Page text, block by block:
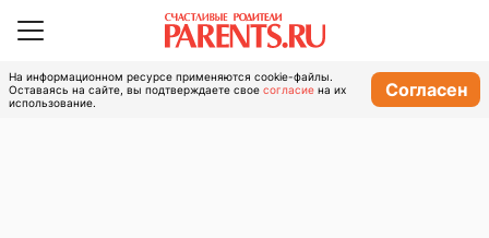
На информационном ресурсе применяются cookie-файлы.
Оставаясь на сайте, вы подтверждаете свое согласие на их
использование.
Согласен